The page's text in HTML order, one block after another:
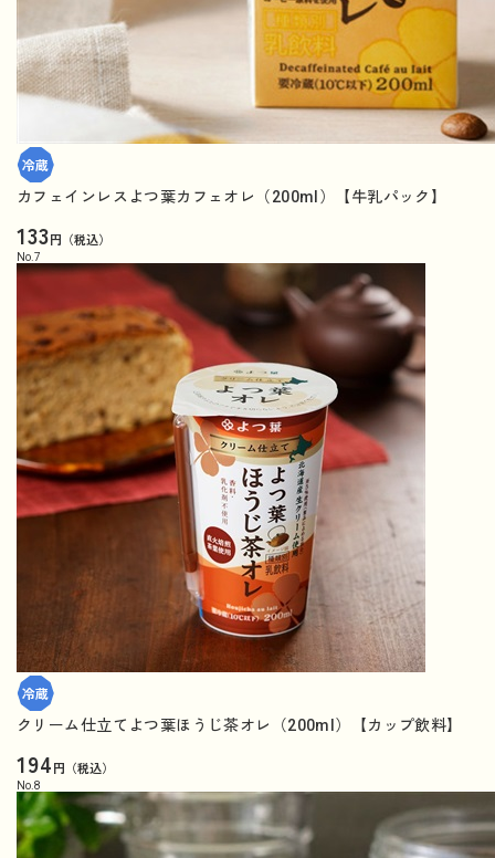
カフェインレスよつ葉カフェオレ（200ml）【牛乳パック】
133円（税込）
No. 7
クリーム仕立てよつ葉ほうじ茶オレ（200ml）【カップ飲料】
194円（税込）
No. 8